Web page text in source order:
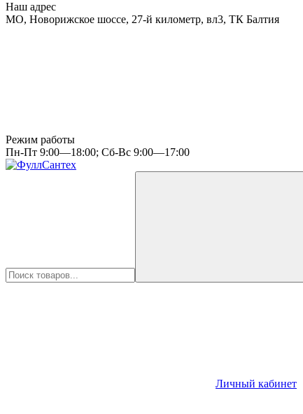
Наш адрес
МО, Новорижское шоссе, 27-й километр, вл3, ТК Балтия
Режим работы
Пн-Пт 9:00—18:00; Сб-Вс 9:00—17:00
Личный кабинет